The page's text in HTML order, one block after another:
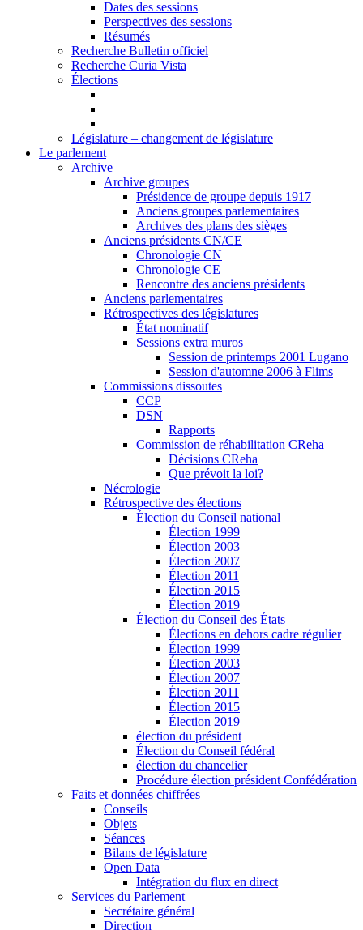
Dates des sessions
Perspectives des sessions
Résumés
Recherche Bulletin officiel
Recherche Curia Vista
Élections
Législature – changement de législature
Le parlement
Archive
Archive groupes
Présidence de groupe depuis 1917
Anciens groupes parlementaires
Archives des plans des sièges
Anciens présidents CN/CE
Chronologie CN
Chronologie CE
Rencontre des anciens présidents
Anciens parlementaires
Rétrospectives des législatures
État nominatif
Sessions extra muros
Session de printemps 2001 Lugano
Session d'automne 2006 à Flims
Commissions dissoutes
CCP
DSN
Rapports
Commission de réhabilitation CReha
Décisions CReha
Que prévoit la loi?
Nécrologie
Rétrospective des élections
Élection du Conseil national
Élection 1999
Élection 2003
Élection 2007
Élection 2011
Élection 2015
Élection 2019
Élection du Conseil des États
Élections en dehors cadre régulier
Élection 1999
Élection 2003
Élection 2007
Élection 2011
Élection 2015
Élection 2019
élection du président
Élection du Conseil fédéral
élection du chancelier
Procédure élection président Confédération
Faits et données chiffrées
Conseils
Objets
Séances
Bilans de législature
Open Data
Intégration du flux en direct
Services du Parlement
Secrétaire général
Direction